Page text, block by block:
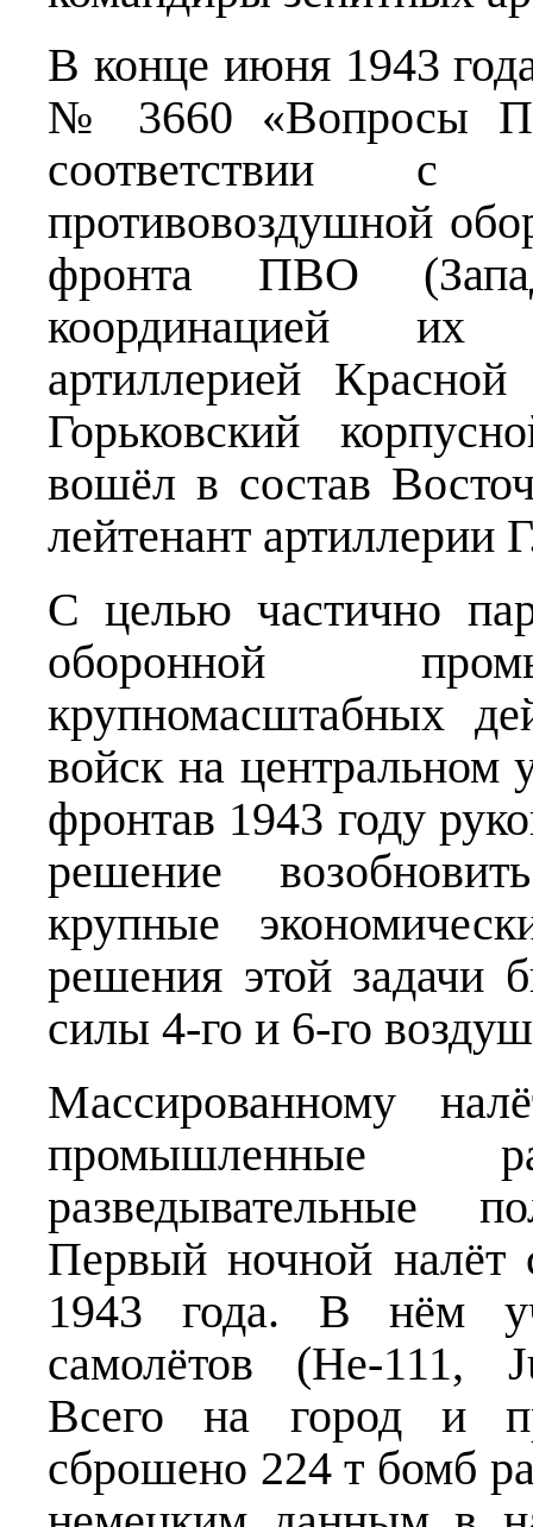
В конце июня 1943
№ 3660 «Вопросы
соответствии
противовоздушной
фронта ПВО
координацией их
артиллерией
Горьковский
вошёл в состав
лейтенант
С целью частично
оборонной
крупномасштабных
войск на центральном
фронтав 1943 году
решение
крупные
решения этой задачи
силы 4-го и 6-го
Массированному
промышленные
разведывательные
Первый ночной налёт
1943 года. В нём
самолётов (Не-111,
Всего на город и
сброшено 224 т бомб